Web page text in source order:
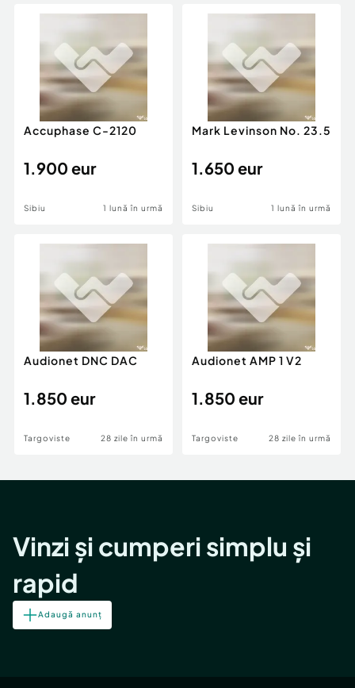
Animale de companie
Afaceri și echipamente profesionale
Inchiriere Bunuri si Vehicule
Utilaje agricole si industriale
Piese auto si accesorii
Dacia Duster
Accuphase C-2120
1.900 eur
Sibiu 1 lună în urmă
Mark Levinson No. 23.5
1.650 eur
Sibiu 1 lună în urmă
Audionet DNC DAC
1.850 eur
Targoviste 28 zile în urmă
Audionet AMP 1 V2
1.850 eur
Targoviste 28 zile în urmă
Vinzi și cumperi simplu și
rapid
Adaugă anunț